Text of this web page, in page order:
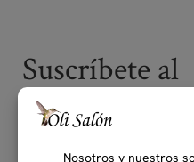
Suscríbete al
boletín ✉
primer pedido!